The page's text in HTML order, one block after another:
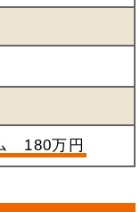
180万円